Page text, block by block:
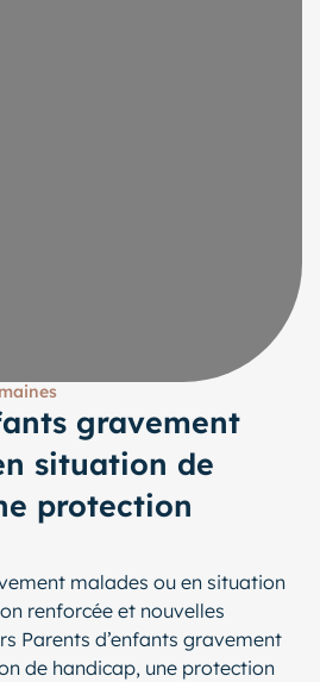
gravement
situation de
protection
malades ou en situation
renforcée et nouvelles
Parents d’enfants gravement
de handicap, une protection